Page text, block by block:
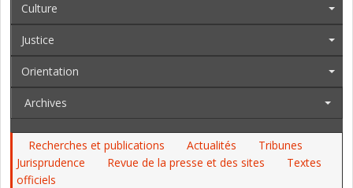
Culture
Justice
Orientation
Archives
Recherches et publications Actualités
Tribunes
Jurisprudence
Revue de la presse et des sites
Textes
officiels